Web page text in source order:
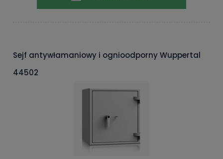
Sejf antywłamaniowy i ognioodporny Wuppertal
44502